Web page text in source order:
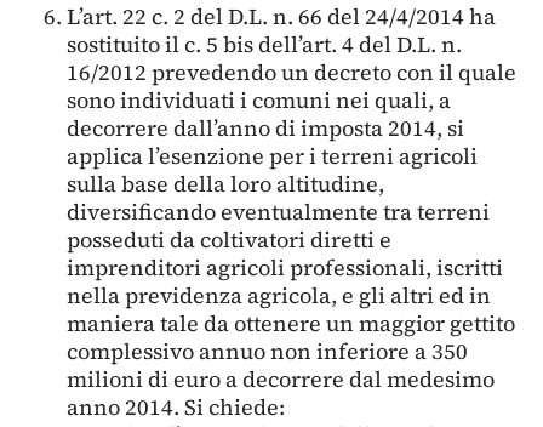
L’art. 22 c. 2 del D.L. n. 66 del 24/4/2014 ha
sostituito il c. 5 bis dell’art. 4 del D.L. n.
16/2012 prevedendo un decreto con il quale
sono individuati i comuni nei quali, a
decorrere dall’anno di imposta 2014, si
applica l’esenzione per i terreni agricoli
sulla base della loro altitudine,
diversificando eventualmente tra terreni
posseduti da coltivatori diretti e
imprenditori agricoli professionali, iscritti
nella previdenza agricola, e gli altri ed in
maniera tale da ottenere un maggior gettito
complessivo annuo non inferiore a 350
milioni di euro a decorrere dal medesimo
anno 2014. Si chiede: